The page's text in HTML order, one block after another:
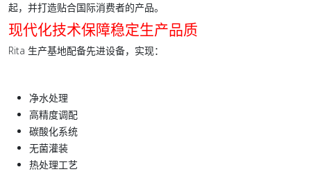
起，并打造贴合国际消费者的产品。
现代化技术保障稳定生产品质
Rita 生产基地配备先进设备，实现：
净水处理
高精度调配
碳酸化系统
无菌灌装
热处理工艺